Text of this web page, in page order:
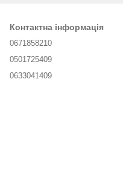
Контактна інформація
0671858210
0501725409
0633041409